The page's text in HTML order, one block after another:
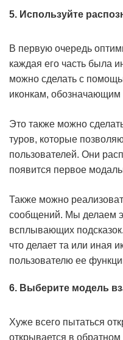
5. Используйте
В первую очередь
каждая его часть была
можно сделать с
иконкам, обозначающим
Это также можно
туров, которые
пользователей. Они
появится первое
Также можно
сообщений. Мы делаем
всплывающих
что делает та или иная
пользователю ее
6. Выберите модель
Хуже всего пытаться
открывается в